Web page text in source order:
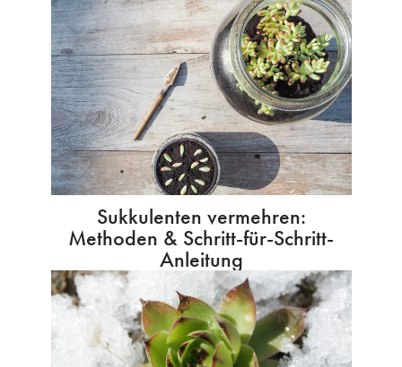
Sukkulenten vermehren:
Methoden & Schritt-für-Schritt-
Anleitung